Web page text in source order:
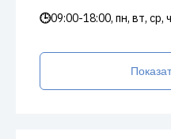
🕒09:00-18:00, пн, вт, ср,